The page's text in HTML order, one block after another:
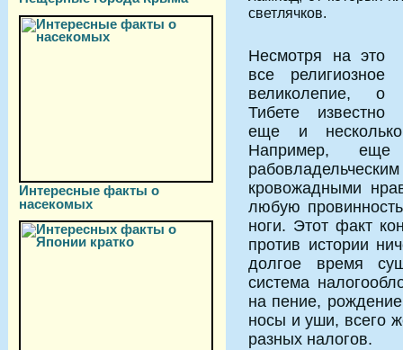
Интересные факты о
насекомых
светлячков.
Несмотря на это
все религиозное
великолепие, о
Тибете известно
еще и
Например,
кровожадными
любую
ноги. Этот факт
против истории
долгое время
система
на пение,
носы и уши, всего
разных налогов.